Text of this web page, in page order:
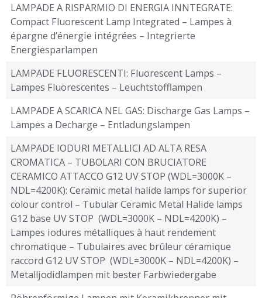
LAMPADE A RISPARMIO DI ENERGIA INNTEGRATE:
Compact Fluorescent Lamp Integrated – Lampes à
épargne d’énergie intégrées – Integrierte
Energiesparlampen
LAMPADE FLUORESCENTI: Fluorescent Lamps –
Lampes Fluorescentes – Leuchtstofflampen
LAMPADE A SCARICA NEL GAS: Discharge Gas Lamps –
Lampes a Decharge – Entladungslampen
LAMPADE IODURI METALLICI AD ALTA RESA
CROMATICA – TUBOLARI CON BRUCIATORE
CERAMICO ATTACCO G12 UV STOP (WDL=3000K –
NDL=4200K): Ceramic metal halide lamps for superior
colour control – Tubular Ceramic Metal Halide lamps
G12 base UV STOP (WDL=3000K – NDL=4200K) –
Lampes iodures métalliques à haut rendement
chromatique – Tubulaires avec brûleur céramique
raccord G12 UV STOP (WDL=3000K – NDL=4200K) –
Metalljodidlampen mit bester Farbwiedergabe